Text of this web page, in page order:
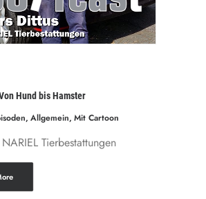
Hund bis Hamster
, Allgemein, Mit Cartoon
Tierbestattungen